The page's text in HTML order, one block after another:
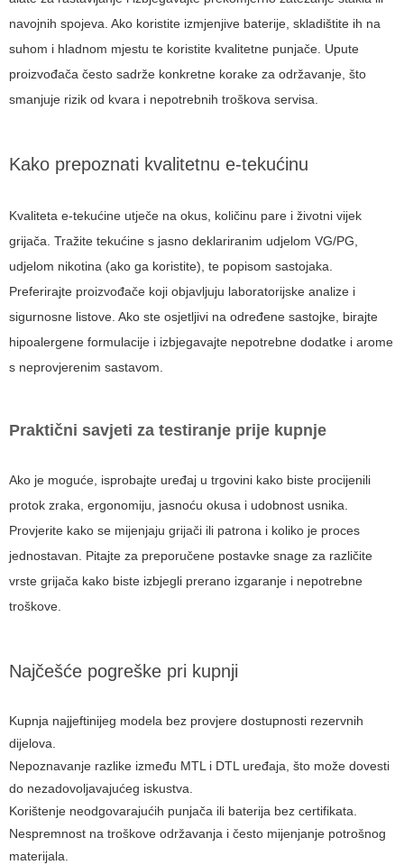
navojnih spojeva. Ako koristite izmjenjive baterije, skladištite ih na
suhom i hladnom mjestu te koristite kvalitetne punjače. Upute
proizvođača često sadrže konkretne korake za održavanje, što
smanjuje rizik od kvara i nepotrebnih troškova servisa.
Kako prepoznati kvalitetnu e-tekućinu
Kvaliteta e-tekućine utječe na okus, količinu pare i životni vijek
grijača. Tražite tekućine s jasno deklariranim udjelom VG/PG,
udjelom nikotina (ako ga koristite), te popisom sastojaka.
Preferirajte proizvođače koji objavljuju laboratorijske analize i
sigurnosne listove. Ako ste osjetljivi na određene sastojke, birajte
hipoalergene formulacije i izbjegavajte nepotrebne dodatke i arome
s neprovjerenim sastavom.
Praktični savjeti za testiranje prije kupnje
Ako je moguće, isprobajte uređaj u trgovini kako biste procijenili
protok zraka, ergonomiju, jasnoću okusa i udobnost usnika.
Provjerite kako se mijenjaju grijači ili patrona i koliko je proces
jednostavan. Pitajte za preporučene postavke snage za različite
vrste grijača kako biste izbjegli prerano izgaranje i nepotrebne
troškove.
Najčešće pogreške pri kupnji
Kupnja najjeftinijeg modela bez provjere dostupnosti rezervnih
dijelova.
Nepoznavanje razlike između MTL i DTL uređaja, što može dovesti
do nezadovoljavajućeg iskustva.
Korištenje neodgovarajućih punjača ili baterija bez certifikata.
Nespremnost na troškove održavanja i često mijenjanje potrošnog
materijala.